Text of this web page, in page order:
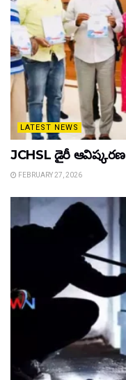
LATEST NEWS
JCHSL డైరీ ఆవిష్కరణ
FEBRUARY 27, 2026